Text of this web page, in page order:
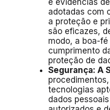
e evidências
adotadas com
a proteção e
são eficazes,
modo, a boa-
cumprimento
proteção de
Segurança: A
tecnologias
dados